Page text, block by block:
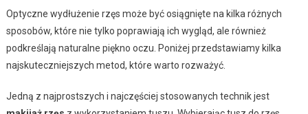
Optyczne wydłużenie rzęs może być osiągnięte na kilka różnych
sposobów, które nie tylko poprawiają ich wygląd, ale również
podkreślają naturalne piękno oczu. Poniżej przedstawiamy kilka
najskuteczniejszych metod, które warto rozważyć.
Jedną z najprostszych i najczęściej stosowanych technik jest